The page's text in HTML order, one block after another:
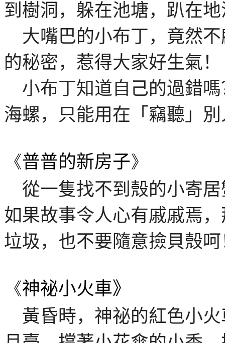
到樹洞，躲在池塘，趴在
大嘴巴的小布丁，竟然
的秘密，惹得大家好生氣！
小布丁知道自己的過錯
海螺，只能用在「竊聽」
《普普的新房子》
從一隻找不到殼的小寄
如果故事令人心有戚戚焉
垃圾，也不要隨意撿貝殼呵
《神祕小火車》
黃昏時，神祕的紅色小